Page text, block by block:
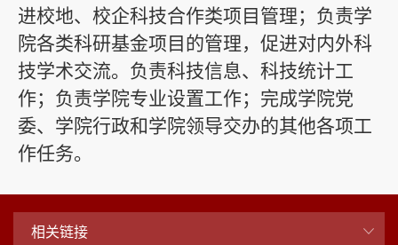
进校地、校企科技合作类项目管理；负责学
院各类科研基金项目的管理，促进对内外科
技学术交流。负责科技信息、科技统计工
作；负责学院专业设置工作；完成学院党
委、学院行政和学院领导交办的其他各项工
作任务。
相关链接